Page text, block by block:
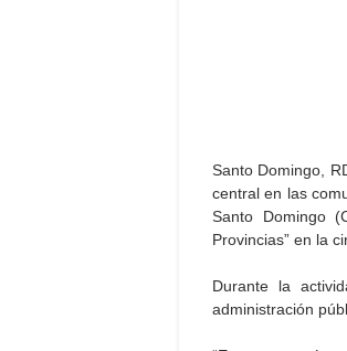
Santo Domingo,
central en las
Santo Domingo
Provincias” en la
Durante la
administración